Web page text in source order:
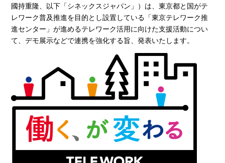
國持重隆、以下「シネックスジャパン」）は、東京都と国がテ
レワーク普及推進を目的とし設置している 「東京テレワーク推
進センター」が進めるテレワーク活用に向けた支援活動につい
て、デモ展示などで連携を強化する旨、発表いたします。